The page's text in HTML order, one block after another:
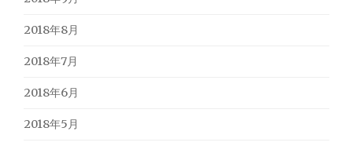
2018年8月
2018年7月
2018年6月
2018年5月